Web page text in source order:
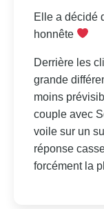
Elle a décidé
honnête
Derrière les
grande
moins
couple avec
voile sur un
réponse
forcément la